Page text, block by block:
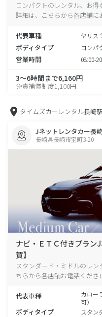
コンパクトのレンタル、お
詳細は、こちらから各店舗に
代表車種 ヤリス
ボディタイプ コンパ
営業時間 08:00-
3～6時間まで6,160円
免責補償制度1,100円
タイムズカーレンタル長崎
Jネットレンタカー長
長崎県長崎市宝町3-20
ナビ・ＥＴＣ付きプラン
賀】
スタンダード・ミドルのレ
ちらから各店舗お電話くださ
代表車種
カロー
可）
ボディタイプ スタン